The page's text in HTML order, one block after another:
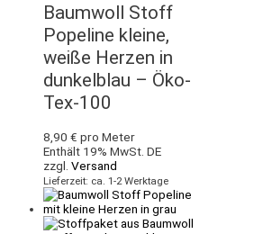
Baumwoll Stoff
Popeline kleine,
weiße Herzen in
dunkelblau – Öko-
Tex-100
8,90 € pro Meter
Enthält 19% MwSt. DE
zzgl. Versand
Lieferzeit: ca. 1-2 Werktage